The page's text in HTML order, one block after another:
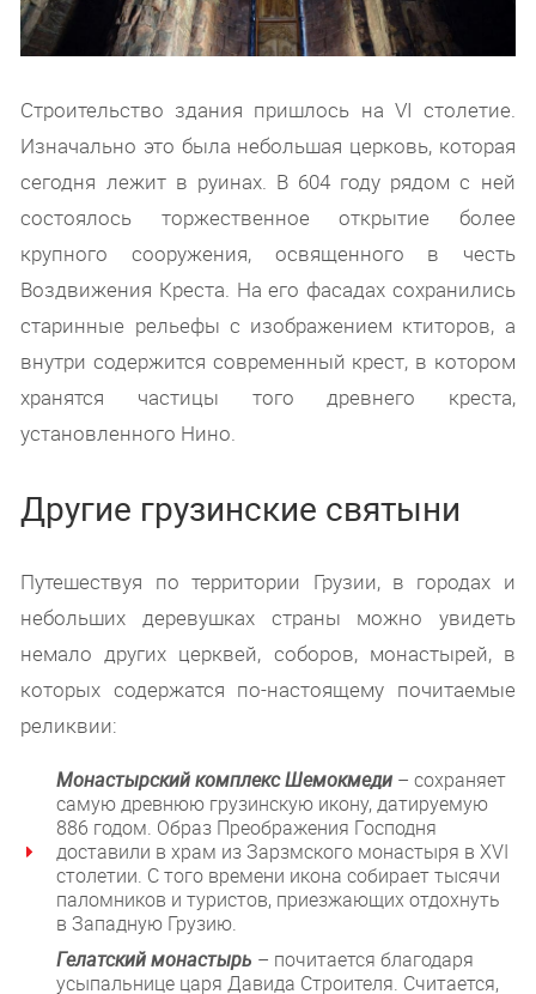
Строительство здания пришлось на VI столетие.
Изначально это была небольшая церковь, которая
сегодня лежит в руинах. В 604 году рядом с ней
состоялось торжественное открытие более
крупного сооружения, освященного в честь
Воздвижения Креста. На его фасадах сохранились
старинные рельефы с изображением ктиторов, а
внутри содержится современный крест, в котором
хранятся частицы того древнего креста,
установленного Нино.
Другие грузинские святыни
Путешествуя по территории Грузии, в городах и
небольших деревушках страны можно увидеть
немало других церквей, соборов, монастырей, в
которых содержатся по-настоящему почитаемые
реликвии:
Монастырский комплекс Шемокмеди – сохраняет
самую древнюю грузинскую икону, датируемую
886 годом. Образ Преображения Господня
доставили в храм из Зарзмского монастыря в XVI
столетии. С того времени икона собирает тысячи
паломников и туристов, приезжающих отдохнуть
в Западную Грузию.
Гелатский монастырь – почитается благодаря
усыпальнице царя Давида Строителя. Считается,